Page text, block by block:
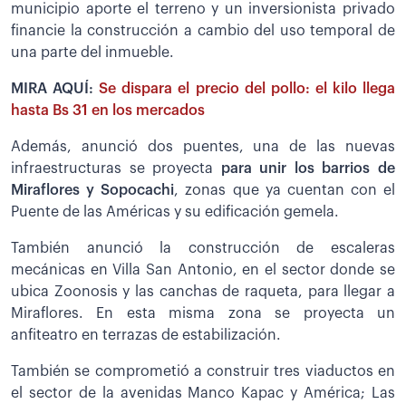
municipio aporte el terreno y un inversionista privado
financie la construcción a cambio del uso temporal de
una parte del inmueble.
MIRA AQUÍ:Se dispara el precio del pollo: el kilo llega
hasta Bs 31 en los mercados
Además, anunció dos puentes, una de las nuevas
infraestructuras se proyecta para unir los barrios de
Miraflores y Sopocachi, zonas que ya cuentan con el
Puente de las Américas y su edificación gemela.
También anunció la construcción de escaleras
mecánicas en Villa San Antonio, en el sector donde se
ubica Zoonosis y las canchas de raqueta, para llegar a
Miraflores. En esta misma zona se proyecta un
anfiteatro en terrazas de estabilización.
También se comprometió a construir tres viaductos en
el sector de la avenidas Manco Kapac y América; Las